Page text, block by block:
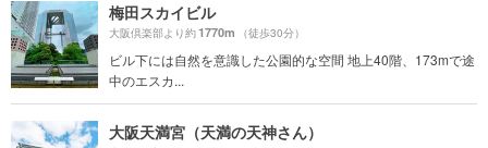
梅田スカイビル
大阪倶楽部より約1770m （徒歩30分）
ビル下には自然を意識した公園的な空間 地上40階、173mで途
中のエスカ...
大阪天満宮（天満の天神さん）